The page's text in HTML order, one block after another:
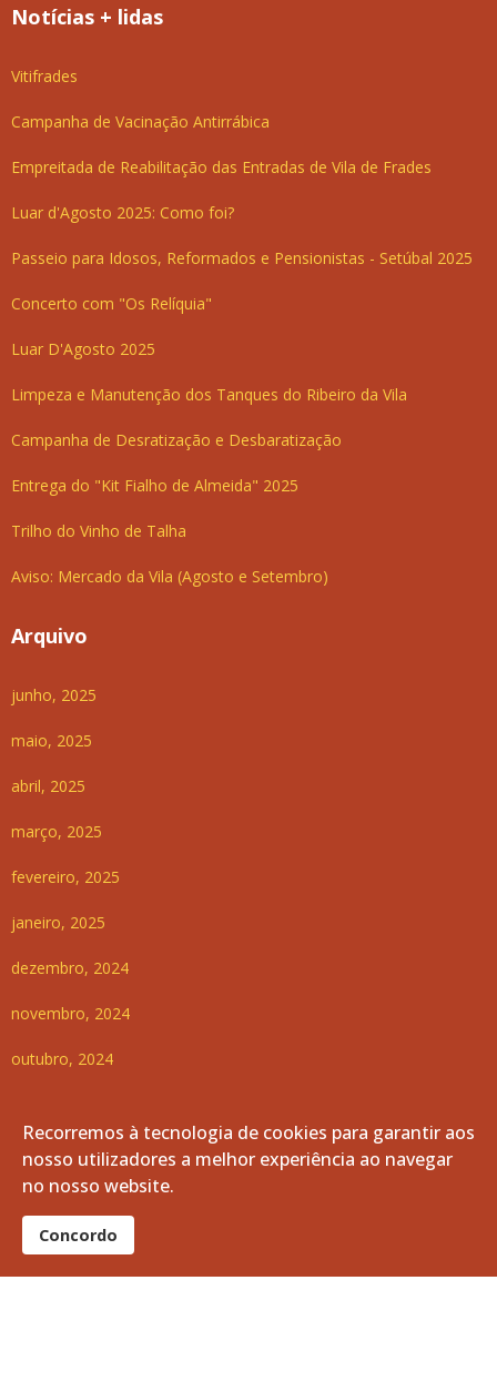
Notícias + lidas
Vitifrades
Campanha de Vacinação Antirrábica
Empreitada de Reabilitação das Entradas de Vila de Frades
Luar d'Agosto 2025: Como foi?
Passeio para Idosos, Reformados e Pensionistas - Setúbal 2025
Concerto com "Os Relíquia"
Luar D'Agosto 2025
Limpeza e Manutenção dos Tanques do Ribeiro da Vila
Campanha de Desratização e Desbaratização
Entrega do "Kit Fialho de Almeida" 2025
Trilho do Vinho de Talha
Aviso: Mercado da Vila (Agosto e Setembro)
Arquivo
junho, 2025
maio, 2025
abril, 2025
março, 2025
fevereiro, 2025
janeiro, 2025
dezembro, 2024
novembro, 2024
outubro, 2024
agosto, 2024
julho, 2024
Recorremos à tecnologia de cookies para garantir aos
nosso utilizadores a melhor experiência ao navegar
no nosso website.
Concordo